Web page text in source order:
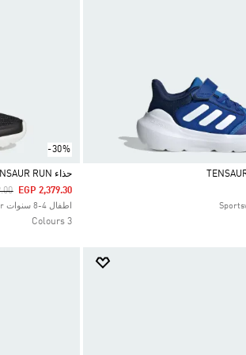
-30%
Selected
حذاء TENSAUR RUN
From
ToEGP 2,379.30
اطفال 4-8 سنوات Sportswear
3 Colours